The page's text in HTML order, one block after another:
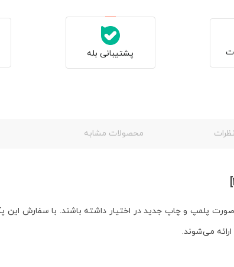
پشتیبانی بله
نظرات محصولات مشابه
پلمپ و چاپ جدید در اختیار داشته باشند. با سفارش این
می‌شوند.